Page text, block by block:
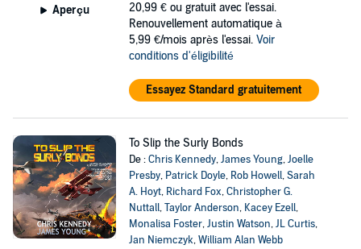
Aperçu 20,99 € ou gratuit avec l'essai.
Renouvellement automatique à
5,99 €/mois après l'essai. Voir
conditions d'éligibilité
Essayez Standard gratuitement
To Slip the Surly Bonds
De :Chris Kennedy,James Young,Joelle
Presby, Patrick Doyle, Rob Howell,Sarah
A. Hoyt, Richard Fox,Christopher G.
Nuttall,Taylor Anderson, Kacey Ezell,
Monalisa Foster,Justin Watson,JL Curtis,
Jan Niemczyk,William Alan Webb